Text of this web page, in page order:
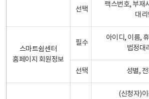
선택
팩스번호, 부재
대리
스마트쉼센터
홈페이지 회원정보
필수
아이디, 이름,
법정대
선택 성별,
(신청자)